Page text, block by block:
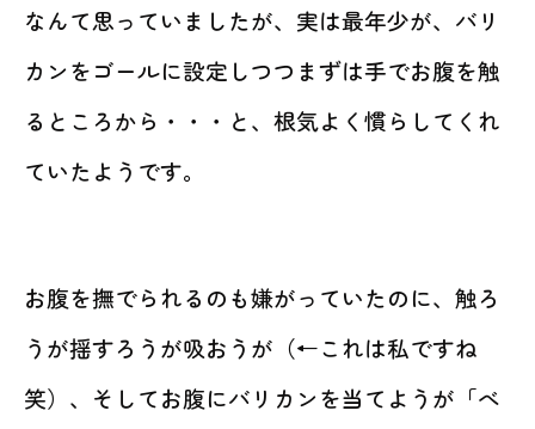
なんて思っていましたが、実は最年少が、バリ
カンをゴールに設定しつつまずは手でお腹を触
るところから・・・と、根気よく慣らしてくれ
ていたようです。
お腹を撫でられるのも嫌がっていたのに、触ろ
うが揺すろうが吸おうが（←これは私ですね
笑）、そしてお腹にバリカンを当てようが「べ